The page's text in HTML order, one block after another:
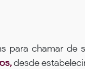
para chamar de
desde